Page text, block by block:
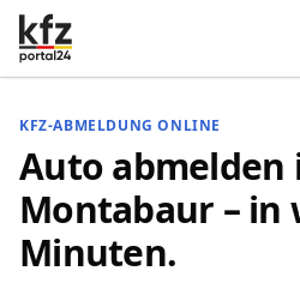
KFZ-ABMELDUNG ONLINE
Auto abmelden
Montabaur – in
Minuten.